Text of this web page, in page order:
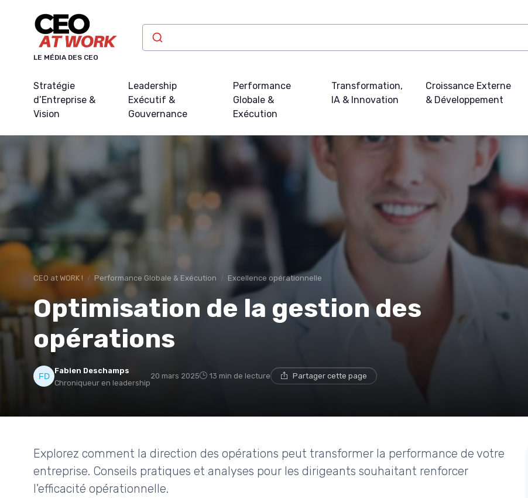
LE MÉDIA DES CEO
Stratégie
d’Entreprise &
Vision
Leadership
Exécutif &
Gouvernance
Performance
Globale &
Exécution
Transformation,
IA & Innovation
Croissance Externe
& Développement
CEO at WORK ! Performance Globale & Exécution Excellence opérationnelle
Optimisation de la gestion des
opérations
Fabien Deschamps
Chroniqueur en leadership
20 mars 2025 13 min de lecture Partager cette page
Explorez comment la direction des opérations peut transformer la performance de votre
entreprise. Conseils pratiques et analyses pour les dirigeants souhaitant renforcer
l'efficacité opérationnelle.